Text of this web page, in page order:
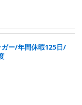
ー/年間休暇125日/